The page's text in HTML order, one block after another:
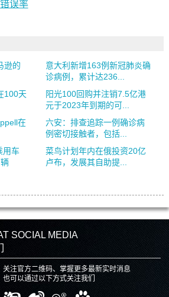
误率
逊的
意大利新增163例新冠肺炎确
诊病例，累计达236...
100天
阳光100回购并注销7.5亿港
元于2023年到期的可...
在
六安：排查追踪一例确诊病
例密切接触者，包括...
用车
菜鸟计划年内在俄投资20亿
卢布，发展其自助提...
SOCIAL MEDIA
关注官方二维码、掌握更多最新实时消息
也可以通过以下方式关注我们